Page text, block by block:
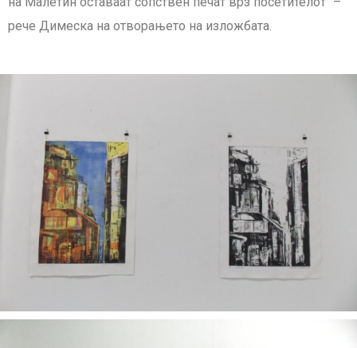
рече Димеска на отворањето на изложбата.